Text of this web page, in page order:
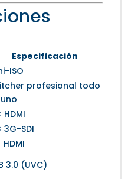
Especificación
ISO
profesional todo
HDMI
3G-SDI
HDMI
3.0 (UVC)